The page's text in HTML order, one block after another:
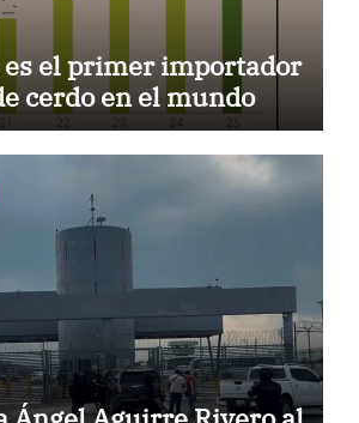
es el primer importador
cerdo en el mundo